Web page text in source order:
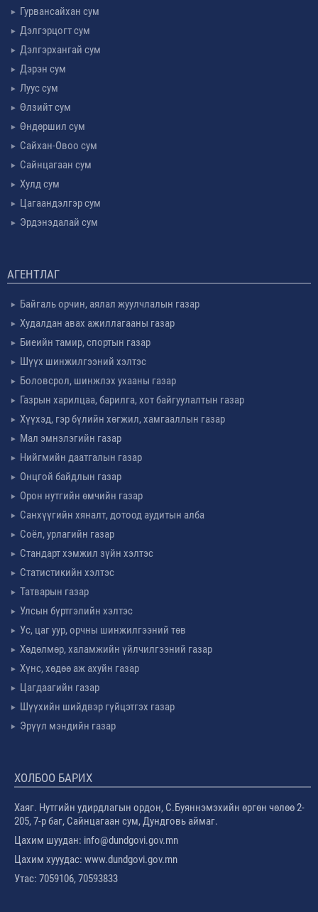
Гурвансайхан сум
Дэлгэрцогт сум
Дэлгэрхангай сум
Дэрэн сум
Луус сум
Өлзийт сум
Өндөршил сум
Сайхан-Овоо сум
Сайнцагаан сум
Хулд сум
Цагаандэлгэр сум
Эрдэнэдалай сум
АГЕНТЛАГ
Байгаль орчин, аялал жуулчлалын газар
Худалдан авах ажиллагааны газар
Биеийн тамир, спортын газар
Шүүх шинжилгээний хэлтэс
Боловсрол, шинжлэх ухааны газар
Газрын харилцаа, барилга, хот байгуулалтын газар
Хүүхэд, гэр бүлийн хөгжил, хамгааллын газар
Мал эмнэлэгийн газар
Нийгмийн даатгалын газар
Онцгой байдлын газар
Орон нутгийн өмчийн газар
Санхүүгийн хяналт, дотоод аудитын алба
Соёл, урлагийн газар
Стандарт хэмжил зүйн хэлтэс
Статистикийн хэлтэс
Татварын газар
Улсын бүртгэлийн хэлтэс
Ус, цаг уур, орчны шинжилгээний төв
Хөдөлмөр, халамжийн үйлчилгээний газар
Хүнс, хөдөө аж ахуйн газар
Цагдаагийн газар
Шүүхийн шийдвэр гүйцэтгэх газар
Эрүүл мэндийн газар
ХОЛБОО БАРИХ
Хаяг. Нутгийн удирдлагын ордон, С.Буяннэмэхийн өргөн чөлөө 2-
205, 7-р баг, Сайнцагаан сум, Дундговь аймаг.
Цахим шуудан: info@dundgovi.gov.mn
Цахим хууудас: www.dundgovi.gov.mn
Утас: 7059106, 70593833